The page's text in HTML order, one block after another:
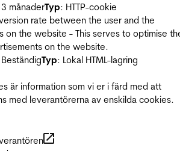
månaderTyp: HTTP-cookie
rate between the user and the
on the website - This serves to optimise
on the website.
Typ: Lokal HTML-lagring
är information som vi er i färd med att
med leverantörerna av enskilda cookies.